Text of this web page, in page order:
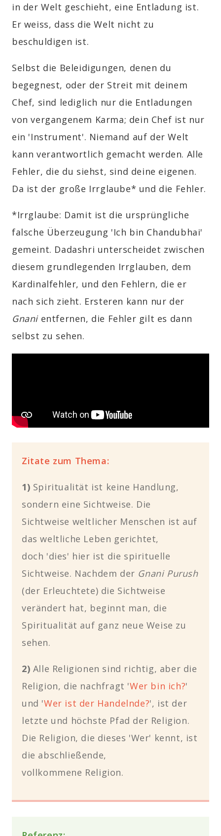
in der Welt geschieht, eine Entladung ist.
Er weiss, dass die Welt nicht zu
beschuldigen ist.
Selbst die Beleidigungen, denen du
begegnest, oder der Streit mit deinem
Chef, sind lediglich nur die Entladungen
von vergangenem Karma; dein Chef ist nur
ein 'Instrument'. Niemand auf der Welt
kann verantwortlich gemacht werden. Alle
Fehler, die du siehst, sind deine eigenen.
Da ist der große Irrglaube* und die Fehler.
*Irrglaube: Damit ist die ursprüngliche
falsche Überzeugung 'Ich bin Chandubhai'
gemeint. Dadashri unterscheidet zwischen
diesem grundlegenden Irrglauben, dem
Kardinalfehler, und den Fehlern, die er
nach sich zieht. Ersteren kann nur der
Gnanientfernen, die Fehler gilt es dann
selbst zu sehen.
Zitate zum Thema:
1) Spiritualität ist keine Handlung,
sondern eine Sichtweise. Die
Sichtweise weltlicher Menschen ist auf
das weltliche Leben gerichtet,
doch 'dies' hier ist die spirituelle
Sichtweise. Nachdem der Gnani Purush
(der Erleuchtete) die Sichtweise
verändert hat, beginnt man, die
Spiritualität auf ganz neue Weise zu
sehen.
2) Alle Religionen sind richtig, aber die
Religion, die nachfragt 'Wer bin ich?'
und 'Wer ist der Handelnde?', ist der
letzte und höchste Pfad der Religion.
Die Religion, die dieses 'Wer' kennt, ist
die abschließende,
vollkommene Religion.